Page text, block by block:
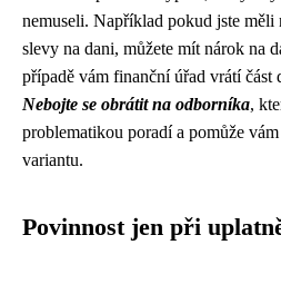
nemuseli. Například pokud jste
slevy na dani, můžete mít nárok na
případě vám finanční úřad vrátí část
Nebojte se obrátit na odborníka,
problematikou poradí a pomůže
variantu.
Povinnost jen při